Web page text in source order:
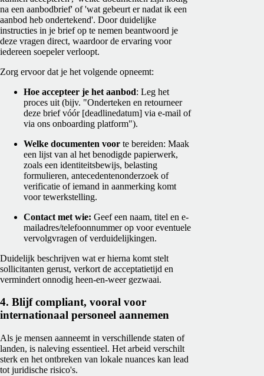
na een aanbodbrief' of 'wat gebeurt er nadat ik een
aanbod heb ondertekend'. Door duidelijke
instructies in je brief op te nemen beantwoord je
deze vragen direct, waardoor de ervaring voor
iedereen soepeler verloopt.
Zorg ervoor dat je het volgende opneemt:
Hoe accepteer je het aanbod: Leg het
proces uit (bijv. "Onderteken en retourneer
deze brief vóór [deadlinedatum] via e-mail of
via ons onboarding platform").
Welke documenten voor te bereiden: Maak
een lijst van al het benodigde papierwerk,
zoals een identiteitsbewijs, belasting
formulieren, antecedentenonderzoek of
verificatie of iemand in aanmerking komt
voor tewerkstelling.
Contact met wie: Geef een naam, titel en e-
mailadres/telefoonnummer op voor eventuele
vervolgvragen of verduidelijkingen.
Duidelijk beschrijven wat er hierna komt stelt
sollicitanten gerust, verkort de acceptatietijd en
vermindert onnodig heen-en-weer gezwaai.
4. Blijf compliant, vooral voor
internationaal personeel aannemen
Als je mensen aanneemt in verschillende staten of
landen, is naleving essentieel. Het arbeid verschilt
sterk en het ontbreken van lokale nuances kan lead
tot juridische risico's.